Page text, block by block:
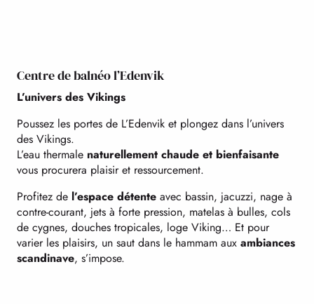
Centre de balnéo l’Edenvik
L’univers des Vikings
Poussez les portes de L’Edenvik et plongez dans l’univers
des Vikings.
L’eau thermale naturellement chaude et bienfaisante
vous procurera plaisir et ressourcement.
Profitez de l’espace détente avec bassin, jacuzzi, nage à
contre-courant, jets à forte pression, matelas à bulles, cols
de cygnes, douches tropicales, loge Viking… Et pour
varier les plaisirs, un saut dans le hammam aux ambiances
scandinave, s’impose.